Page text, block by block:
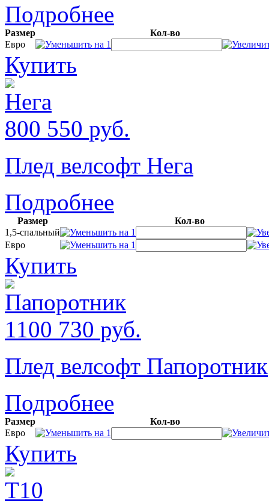
Подробнее
Размер
Кол-во
Евро
Купить
800 550 руб.
Плед велсофт Нега
Подробнее
Размер
Кол-во
1,5-спальный
Евро
Купить
1100 730 руб.
Плед велсофт Папоротник
Подробнее
Размер
Кол-во
Евро
Купить